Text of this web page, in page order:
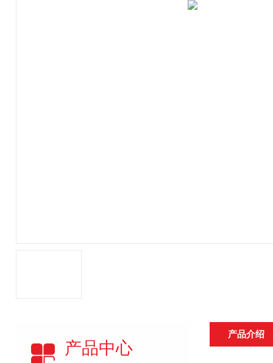
产品中心
产品介绍